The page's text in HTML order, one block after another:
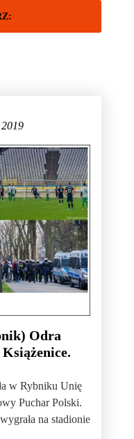
Odra
w Rybniku Unię
Puchar Polski.
na stadionie